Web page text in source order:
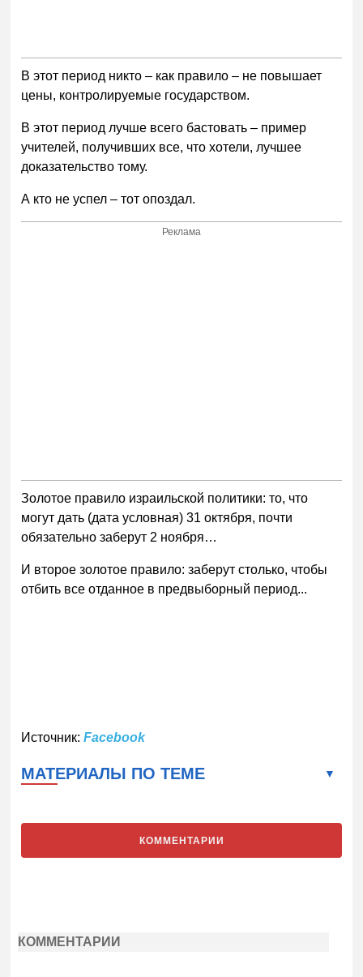
В этот период никто – как правило – не повышает
цены, контролируемые государством.
В этот период лучше всего бастовать – пример
учителей, получивших все, что хотели, лучшее
доказательство тому.
А кто не успел – тот опоздал.
Реклама
Золотое правило израильской политики: то, что
могут дать (дата условная) 31 октября, почти
обязательно заберут 2 ноября…
И второе золотое правило: заберут столько, чтобы
отбить все отданное в предвыборный период...
Источник: Facebook
МАТЕРИАЛЫ ПО ТЕМЕ
КОММЕНТАРИИ
КОММЕНТАРИИ